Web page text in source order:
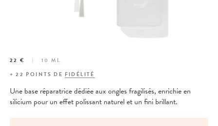
22 €
10 ML
+22 POINTS DE FIDÉLITÉ
Une base réparatricedédiée aux ongles fragilisés, enrichie en
silicium pour un effet polissant naturel et un fini brillant.